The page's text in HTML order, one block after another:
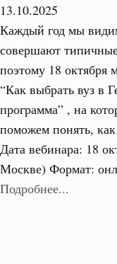
13.10.2025
Каждый год мы
совершают
поэтому 18 октября
“Как выбрать вуз в
программа” , на
поможем понять,
Дата вебинара: 18
Москве) Формат:
Подробнее...